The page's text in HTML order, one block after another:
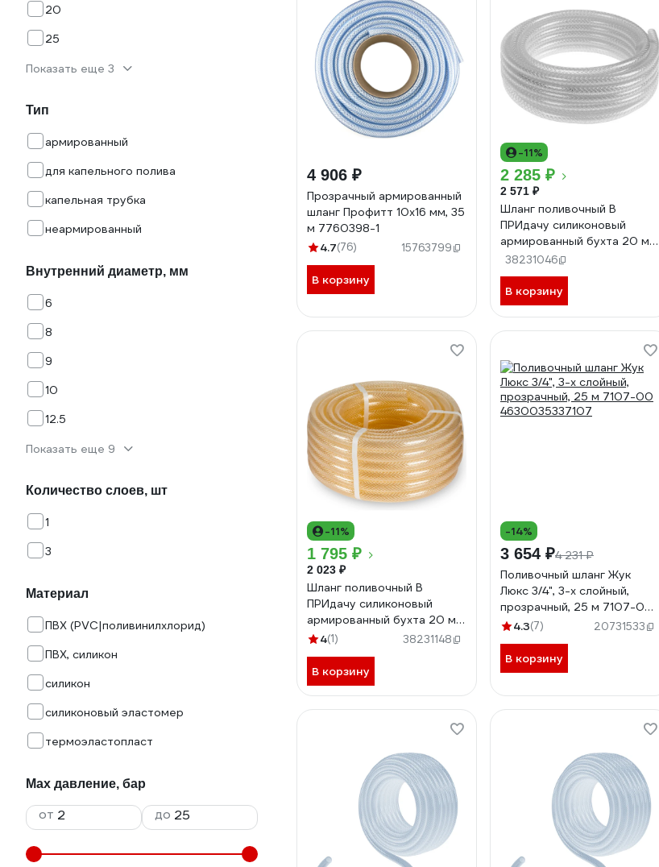
20
25
Показать еще 3
Тип
армированный
для капельного полива
капельная трубка
неармированный
Внутренний диаметр, мм
6
8
9
10
12.5
Показать еще 9
Количество слоев, шт
1
3
Материал
ПВХ (PVC|поливинилхлорид)
ПВХ, силикон
силикон
силиконовый эластомер
термоэластопласт
Max давление, бар
от до
4 906 ₽
Прозрачный армированный
шланг Профитт 10х16 мм, 35
м 7760398-1
4.7(76) 15763799
В корзину
-11%
2 285 ₽
2 571 ₽
Шланг поливочный В
ПРИдачу силиконовый
армированный бухта 20 м
3/4 прозрачный 1206389
38231046
В корзину
-11%
1 795 ₽
2 023 ₽
Шланг поливочный В
ПРИдачу силиконовый
армированный бухта 20 м
3/4 прозрачный 1210168
4(1) 38231148
В корзину
-14%
3 654 ₽4 231 ₽
Поливочный шланг Жук
Люкс 3/4", 3-х слойный,
прозрачный, 25 м 7107-00
4630035337107
4.3(7) 20731533
В корзину